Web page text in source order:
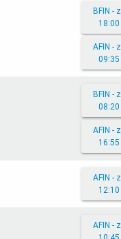
BFIN -
18:00
AFIN -
09:35
BFIN -
08:20
AFIN -
16:55
AFIN -
12:10
AFIN -